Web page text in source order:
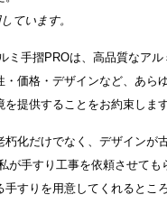
ています。
ミ手摺PROは、高品質なア
価格・デザインなど、あら
提供することをお約束します
化だけでなく、デザイン
が手すり工事を依頼させて
すりを用意してくれると